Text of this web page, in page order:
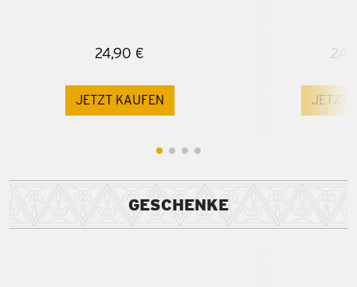
24,90 €
JETZT KAUFEN JETZT
GESCHENKE